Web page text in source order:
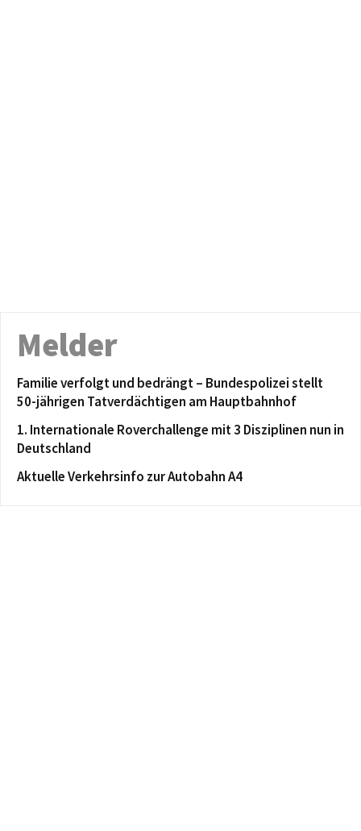
Melder
Familie verfolgt und bedrängt – Bundespolizei stellt
50-jährigen Tatverdächtigen am Hauptbahnhof
1. Internationale Roverchallenge mit 3 Disziplinen nun in
Deutschland
Aktuelle Verkehrsinfo zur Autobahn A4